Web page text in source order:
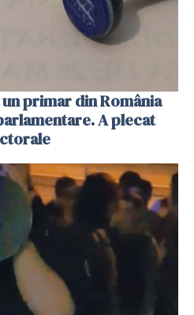
primar din România
A plecat